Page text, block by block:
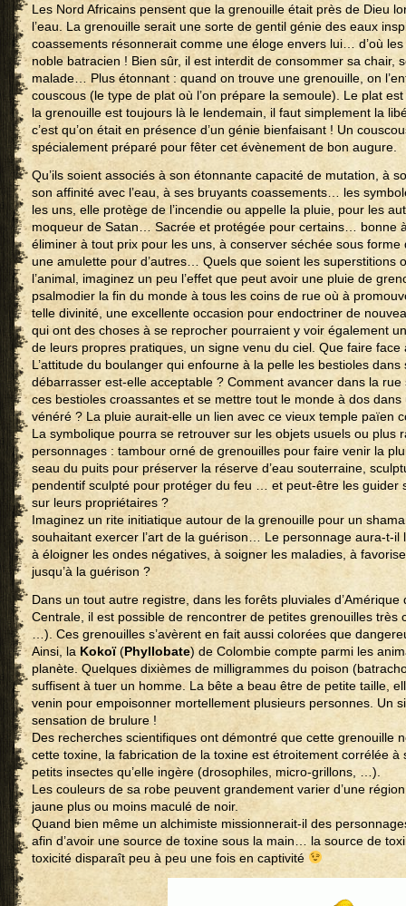
Les Nord Africains pensent que la grenouille était près de Dieu
l’eau. La grenouille serait une sorte de gentil génie des eaux
coassements résonnerait comme une éloge envers lui… d’où
noble batracien ! Bien sûr, il est interdit de consommer sa chair,
malade… Plus étonnant : quand on trouve une grenouille, on
couscous (le type de plat où l’on prépare la semoule). Le plat
la grenouille est toujours là le lendemain, il faut simplement la
c’est qu’on était en présence d’un génie bienfaisant ! Un
spécialement préparé pour fêter cet évènement de bon augure.
Qu’ils soient associés à son étonnante capacité de mutation, à
son affinité avec l’eau, à ses bruyants coassements… les
les uns, elle protège de l’incendie ou appelle la pluie, pour les
moqueur de Satan… Sacrée et protégée pour certains… bonne
éliminer à tout prix pour les uns, à conserver séchée sous
une amulette pour d’autres… Quels que soient les superstitions
l’animal, imaginez un peu l’effet que peut avoir une pluie de
psalmodier la fin du monde à tous les coins de rue où à
telle divinité, une excellente occasion pour endoctriner de
qui ont des choses à se reprocher pourraient y voir également
de leurs propres pratiques, un signe venu du ciel. Que faire face
L’attitude du boulanger qui enfourne à la pelle les bestioles dans
débarrasser est-elle acceptable ? Comment avancer dans la
ces bestioles croassantes et se mettre tout le monde à dos dans
vénéré ? La pluie aurait-elle un lien avec ce vieux temple païen
La symbolique pourra se retrouver sur les objets usuels ou plus
personnages : tambour orné de grenouilles pour faire venir la
seau du puits pour préserver la réserve d’eau souterraine,
pendentif sculpté pour protéger du feu … et peut-être les guider
sur leurs propriétaires ?
Imaginez un rite initiatique autour de la grenouille pour un
souhaitant exercer l’art de la guérison… Le personnage aura-t-il
à éloigner les ondes négatives, à soigner les maladies, à
jusqu’à la guérison ?
Dans un tout autre registre, dans les forêts pluviales d’Amérique
Centrale, il est possible de rencontrer de petites grenouilles très
…). Ces grenouilles s’avèrent en fait aussi colorées que
Ainsi, la Kokoï(Phyllobate) de Colombie compte parmi les
planète. Quelques dixièmes de milligrammes du poison
suffisent à tuer un homme. La bête a beau être de petite taille,
venin pour empoisonner mortellement plusieurs personnes. Un
sensation de brulure !
Des recherches scientifiques ont démontré que cette grenouille
cette toxine, la fabrication de la toxine est étroitement corrélée à
petits insectes qu’elle ingère (drosophiles, micro-grillons, …).
Les couleurs de sa robe peuvent grandement varier d’une
jaune plus ou moins maculé de noir.
Quand bien même un alchimiste missionnerait-il des
afin d’avoir une source de toxine sous la main… la source de
toxicité disparaît peu à peu une fois en captivité